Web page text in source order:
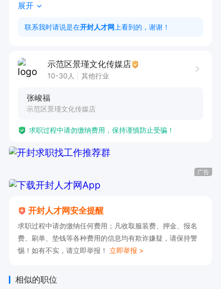
5.公司环境好，工作氛围轻松，每月公司活动
年龄要求：十 八   至   三十三
展开
联系我时请说是在开封人才网 上看到的，谢谢！
示范区景瑾文化传媒店
10-30人 其他行业
张峻福
示范区景瑾文化传媒店
求职过程中请勿缴纳费用，保持谨慎防止受骗！
广告
开封人才网安全提醒
求职过程中请勿缴纳任何费用；凡收取服装费、押金、报名
费、刷单、垫钱等各种费用的信息均有欺诈嫌疑，请保持警
惕！如有不实，请立即举报！ 立即举报 >
相似的职位